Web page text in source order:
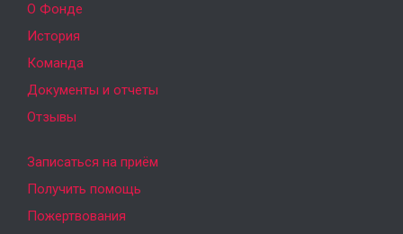
О Фонде
История
Команда
Документы и отчеты
Отзывы
Записаться на приём
Получить помощь
Пожертвования